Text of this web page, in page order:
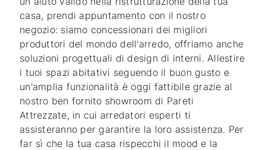
casa, prendi appuntamento con il nostro
negozio: siamo concessionari dei migliori
produttori del mondo dell'arredo, offriamo anche
soluzioni progettuali di design di interni. Allestire
i tuoi spazi abitativi seguendo il buon gusto e
un'amplia funzionalità è oggi fattibile grazie al
nostro ben fornito showroom di Pareti
Attrezzate, in cui arredatori esperti ti
assisteranno per garantire la loro assistenza. Per
far sì che la tua casa rispecchi il mood e la